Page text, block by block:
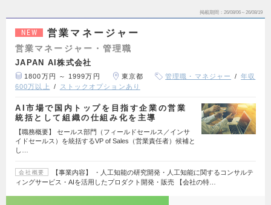
掲載期間 26/08/06～26/08/19
NEW 営業マネージャー
営業マネージャー・管理職
JAPAN AI株式会社
1800万円 ～ 1999万円 東京都 管理職・マネジャー
年収
600万以上
ストックオプションあり
AI市場で国内トップを目指す企業の営業
統括として組織の仕組み化を主導
【職務概要】 セールス部門（フィールドセールス／インサ
イドセールス）を統括するVP of Sales（営業責任者）候補と
し…
会社概要
【事業内容】 ・人工知能の研究開発・人工知能に関するコンサルテ
ィングサービス・AIを活用したプロダクト開発・販売 【会社の特…